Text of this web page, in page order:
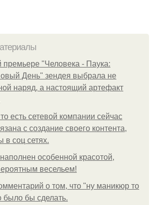
премьере "Человека - Паука:
День" зендея выбрала не
наряд, а настоящий артефакт
есть сетевой компании сейчас
с создание своего контента,
в соц сетях.
особенной красотой,
весельем!
о том, что "ну маникюр то
было бы сделать.